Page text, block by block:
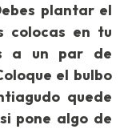
plantar el
colocas en tu
a un par de
el bulbo
quede
pone algo de